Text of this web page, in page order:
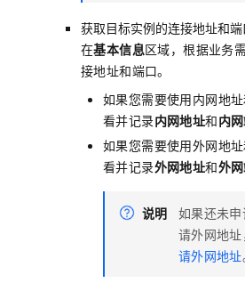
获取目标实例的连接地址和端
在基本信息区域，根据业务
接地址和端口。
如果您需要使用内网地
看并记录内网地址和内
如果您需要使用外网地
看并记录外网地址和外
说明
如果还未
请外网地
请外网地址